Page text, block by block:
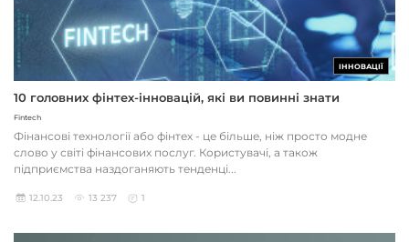
ІННОВАЦІЇ
10 головних фінтех-інновацій, які ви повинні знати
Fintech
Фінансові технології або фінтех - це більше, ніж просто модне
слово у світі фінансових послуг. Користувачі, а також
підприємства наздоганяють тенденці...
12.10.23 13 237 1